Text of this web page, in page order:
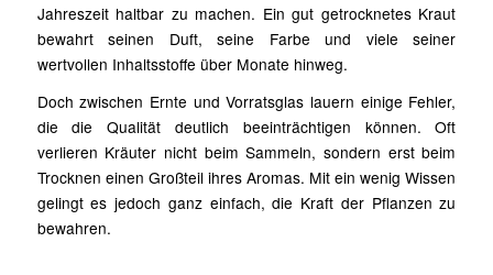
Jahreszeit haltbar zu machen. Ein gut getrocknetes Kraut
bewahrt seinen Duft, seine Farbe und viele seiner
wertvollen Inhaltsstoffe über Monate hinweg.
Doch zwischen Ernte und Vorratsglas lauern einige Fehler,
die die Qualität deutlich beeinträchtigen können. Oft
verlieren Kräuter nicht beim Sammeln, sondern erst beim
Trocknen einen Großteil ihres Aromas. Mit ein wenig Wissen
gelingt es jedoch ganz einfach, die Kraft der Pflanzen zu
bewahren.